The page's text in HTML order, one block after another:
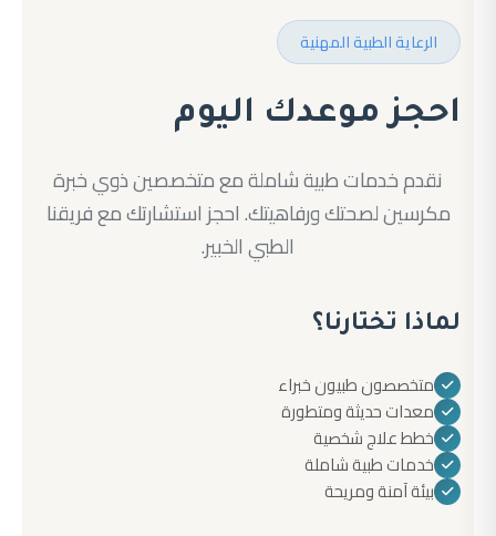
الرعاية الطبية المهنية
احجز موعدك اليوم
نقدم خدمات طبية شاملة مع متخصصين ذوي خبرة
مكرسين لصحتك ورفاهيتك. احجز استشارتك مع فريقنا
الطبي الخبير.
لماذا تختارنا؟
متخصصون طبيون خبراء
معدات حديثة ومتطورة
خطط علاج شخصية
خدمات طبية شاملة
بيئة آمنة ومريحة